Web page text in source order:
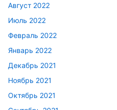
Август 2022
Июль 2022
Февраль 2022
Январь 2022
Декабрь 2021
Ноябрь 2021
Октябрь 2021